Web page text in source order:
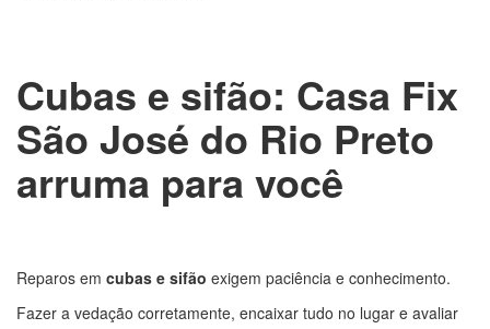
Cubas e sifão: Casa Fix
São José do Rio Preto
arruma para você
Reparos em cubas e sifão exigem paciência e conhecimento.
Fazer a vedação corretamente, encaixar tudo no lugar e avaliar